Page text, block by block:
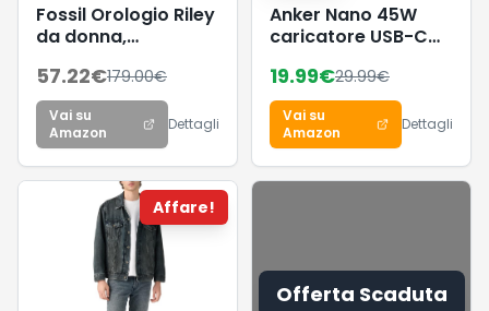
Fossil Orologio Riley
da donna,
quarzo
multifunzione,
cassa in acciaio
inossidabile nera da
38 mm con
bracciale in acciaio
inossidabile, ES4519
57.22€179.00€
Vai su
Amazon
Dettagli
Anker Nano 45W
caricatore USB-C
pieghevole
19.99€29.99€
Vai su
Amazon
Dettagli
Affare!
Offerta Scaduta